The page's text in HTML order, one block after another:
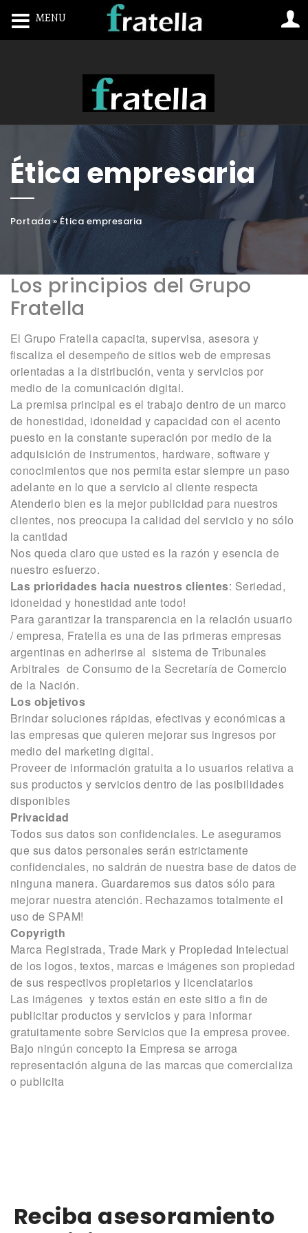
Ética empresaria
Portada»Ética empresaria
Los principios del Grupo
Fratella
El Grupo Fratella capacita, supervisa, asesora y
fiscaliza el desempeño de sitios web de empresas
orientadas a la distribución, venta y servicios por
medio de la comunicación digital.
La premisa principal es el trabajo dentro de un marco
de honestidad, idoneidad y capacidad con el acento
puesto en la constante superación por medio de la
adquisición de instrumentos, hardware, software y
conocimientos que nos permita estar siempre un paso
adelante en lo que a servicio al cliente respecta
Atenderlo bien es la mejor publicidad para nuestros
clientes, nos preocupa la calidad del servicio y no sólo
la cantidad
Nos queda claro que usted es la razón y esencia de
nuestro esfuerzo.
Las prioridades hacia nuestros clientes: Seriedad,
idoneidad y honestidad ante todo!
Para garantizar la transparencia en la relación usuario
/ empresa, Fratella es una de las primeras empresas
argentinas en adherirse al sistema de Tribunales
Arbitrales de Consumo de la Secretaría de Comercio
de la Nación.
Los objetivos
Brindar soluciones rápidas, efectivas y económicas a
las empresas que quieren mejorar sus ingresos por
medio del marketing digital.
Proveer de información gratuita a lo usuarios relativa a
sus productos y servicios dentro de las posibilidades
disponibles
Privacidad
Todos sus datos son confidenciales. Le aseguramos
que sus datos personales serán estrictamente
confidenciales, no saldrán de nuestra base de datos de
ninguna manera. Guardaremos sus datos sólo para
mejorar nuestra atención. Rechazamos totalmente el
uso de SPAM!
Copyrigth
Marca Registrada, Trade Mark y Propiedad Intelectual
de los logos, textos, marcas e imágenes son propiedad
de sus respectivos propietarios y licenciatarios
Las imágenes y textos están en este sitio a fin de
publicitar productos y servicios y para informar
gratuitamente sobre Servicios que la empresa provee.
Bajo ningún concepto la Empresa se arroga
representación alguna de las marcas que comercializa
o publicita
Reciba asesoramiento
MENU